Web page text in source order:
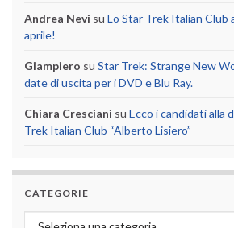
Andrea Nevi su Lo Star Trek Italian Club
aprile!
Giampiero su Star Trek: Strange New
date di uscita per i DVD e Blu Ray.
Chiara Cresciani su Ecco i candidati alla
Trek Italian Club “Alberto Lisiero”
CATEGORIE
Categorie